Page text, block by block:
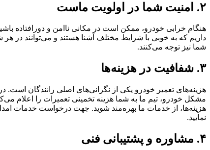
۲. امنیت شما در اولویت ماست
هنگام خرابی خودرو، ممکن است در مکانی ناامن و دورافتاده
داریم که به خوبی با شرایط مختلف آشنا هستند و می‌توانند در هر
شما نیز توجه می‌کنند.
۳. شفافیت در هزینه‌ها
هزینه‌های تعمیر خودرو یکی از نگرانی‌های اصلی رانندگان
مشکل خودرو، تیم ما به شما هزینه تخمینی تعمیرات را اعلام
هزینه‌ها، از خدمات ما بهره‌مند شوید. جهت درخواست خدمات
نمایید.
۴. مشاوره و پشتیبانی فنی